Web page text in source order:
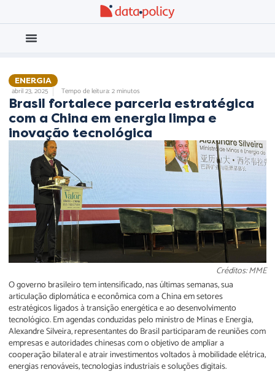
ENERGIA
abril 23, 2025 Tempo de leitura: 2 minutos
Brasil fortalece parceria estratégica
com a China em energia limpa e
inovação tecnológica
Créditos: MME
O governo brasileiro tem intensificado, nas últimas semanas, sua
articulação diplomática e econômica com a China em setores
estratégicos ligados à transição energética e ao desenvolvimento
tecnológico. Em agendas conduzidas pelo ministro de Minas e Energia,
Alexandre Silveira, representantes do Brasil participaram de reuniões com
empresas e autoridades chinesas com o objetivo de ampliar a
cooperação bilateral e atrair investimentos voltados à mobilidade elétrica,
energias renováveis, tecnologias industriais e soluções digitais.